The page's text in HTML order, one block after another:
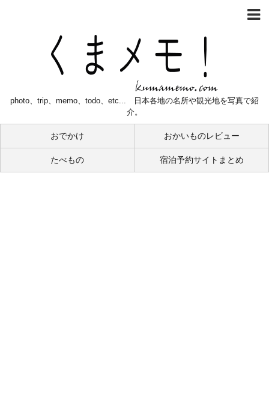
photo、trip、memo、todo、etc... 日本各地の名所や観光地を写真で紹
介。
おでかけ おかいものレビュー
たべもの 宿泊予約サイトまとめ